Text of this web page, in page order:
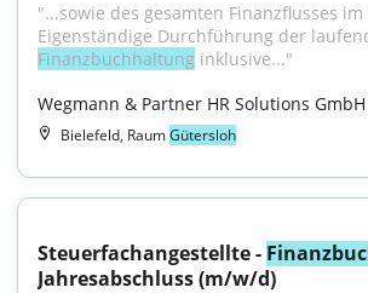
"...sowie des gesamten Finanzflusses
Finanzbuchhaltung inklusive..."
Wegmann & Partner HR Solutions GmbH
Bielefeld, RaumGütersloh
Steuerfachangestellte -
Jahresabschluss (m/w/d)